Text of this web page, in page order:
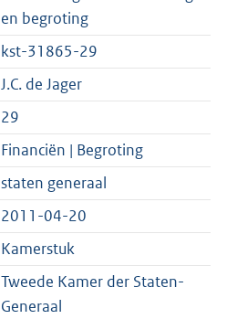
en begroting
kst-31865-29
J.C. de Jager
29
Financiën | Begroting
staten generaal
2011-04-20
Kamerstuk
Tweede Kamer der Staten-
Generaal